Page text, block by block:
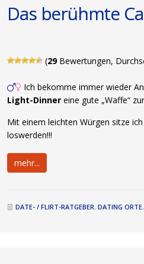
Das berühmte
(29Bewertungen,
Ich bekomme immer wieder
Light-Dinner eine gute „Waffe“
Mit einem leichten Würgen sitze
loswerden!!!
mehr...
DATE- / FLIRT-RATGEBER,DATING ORTE